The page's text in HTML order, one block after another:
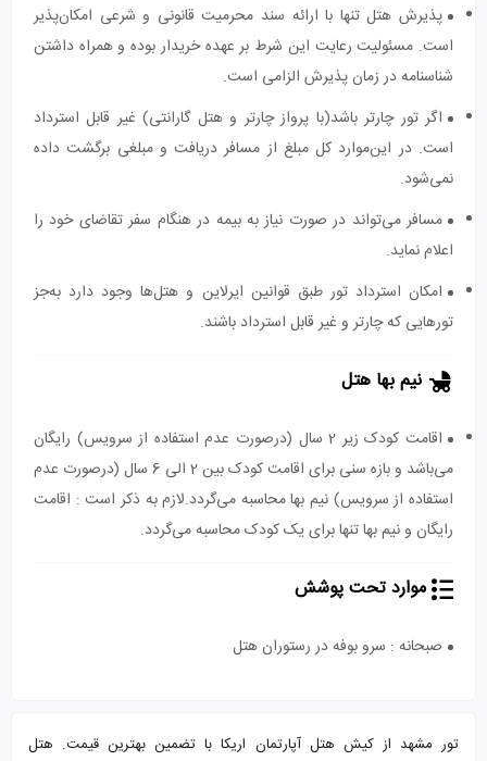
پذیرش هتل تنها با ارائه سند محرمیت قانونی و شرعی امکان‌پذیر
است. مسئولیت رعایت این شرط بر عهده خریدار بوده و همراه داشتن
شناسنامه در زمان پذیرش الزامی است.
اگر تور چارتر باشد(با پرواز چارتر و هتل گارانتی) غیر قابل استرداد
است. در این‌موارد کل مبلغ از مسافر دریافت و مبلغی برگشت داده
نمی‌شود.
مسافر می‌تواند در صورت نیاز به بیمه در هنگام سفر تقاضای خود را
اعلام نماید.
امکان استرداد تور طبق قوانین ایرلاین و هتل‌ها وجود دارد به‌جز
تورهایی که چارتر و غیر قابل استرداد باشند.
نیم بها هتل
اقامت کودک زیر 2 سال (درصورت عدم استفاده از سرویس) رایگان
می‌باشد و بازه سنی برای اقامت کودک بین 2 الی 6 سال (درصورت عدم
استفاده از سرویس) نیم بها محاسبه می‌گردد.لازم به ذکر است : اقامت
رایگان و نیم بها تنها برای یک کودک محاسبه می‌گردد.
موارد تحت پوشش
صبحانه : سرو بوفه در رستوران هتل
تور مشهد از کیش هتل آپارتمان اریکا با تضمین بهترین قیمت. هتل